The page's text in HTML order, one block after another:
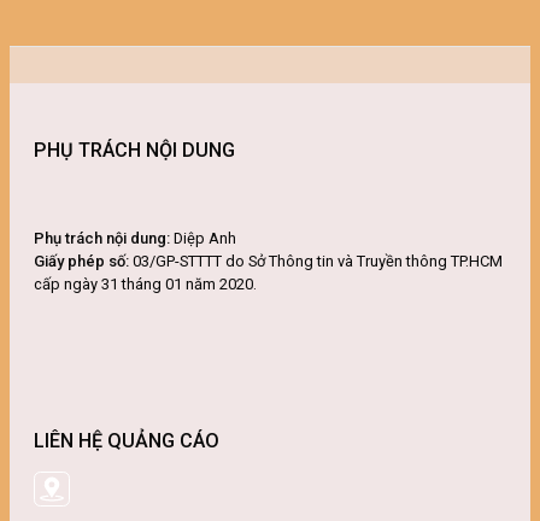
PHỤ TRÁCH NỘI DUNG
Phụ trách nội dung: Diệp Anh
Giấy phép số: 03/GP-STTTT do Sở Thông tin và Truyền thông TP.HCM
cấp ngày 31 tháng 01 năm 2020.
LIÊN HỆ QUẢNG CÁO